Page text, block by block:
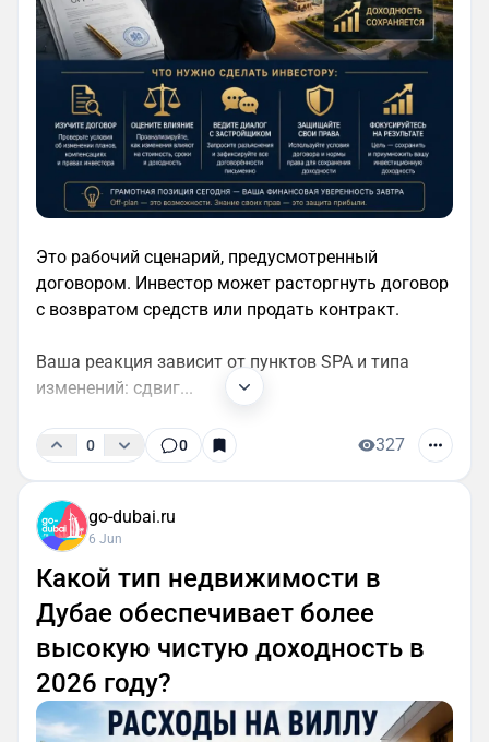
Это рабочий сценарий, предусмотренный
договором. Инвестор может расторгнуть договор
с возвратом средств или продать контракт.
Ваша реакция зависит от пунктов SPA и типа
изменений: сдвиг...
0 0 327
go-dubai.ru
6 Jun
Какой тип недвижимости в
Дубае обеспечивает более
высокую чистую доходность в
2026 году?